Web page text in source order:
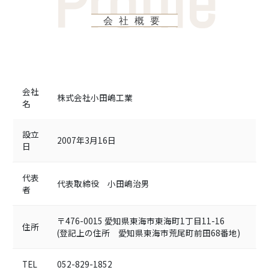
会社概要
会社
名
株式会社小田嶋工業
設立
日
2007年3月16日
代表
者
代表取締役 小田嶋治男
住所
〒476-0015 愛知県東海市東海町1丁目11-16
(登記上の住所 愛知県東海市荒尾町前田68番地)
TEL 052-829-1852